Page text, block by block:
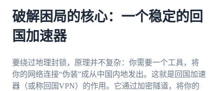
破解困局的核心：一个稳定的回
国加速器
要绕过地理封锁，原理并不复杂：你需要一个工具，将
你的网络连接“伪装”成从中国内地发出。这就是回国加速
器（或称回国VPN）的作用。它通过加密隧道，将你的